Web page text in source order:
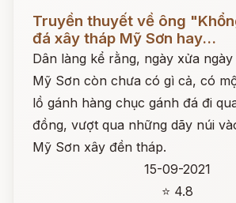
Đọc ngay
Truyền thuyết về ông
đá xây tháp Mỹ Sơn hay...
Dân làng kể rằng, ngày xửa
Mỹ Sơn còn chưa có gì cả, có
lồ gánh hàng chục gánh đá đi
đồng, vượt qua những dãy núi
Mỹ Sơn xây đền tháp.
15-09-2021
⭐ 4.8